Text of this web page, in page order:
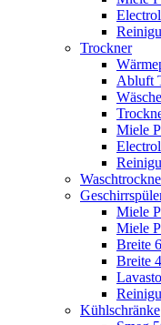
Trockner
Abluft
Miele
Miele
Miele
Breite
Breite
Kühlschränke